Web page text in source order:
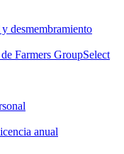
desmembramiento
Farmers GroupSelect
anual